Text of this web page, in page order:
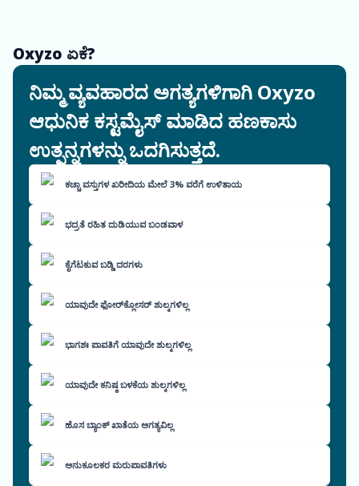
Oxyzo ಏಕೆ?
ನಿಮ್ಮ ವ್ಯವಹಾರದ ಅಗತ್ಯಗಳಿಗಾಗಿ Oxyzo
ಆಧುನಿಕ ಕಸ್ಟಮೈಸ್ ಮಾಡಿದ ಹಣಕಾಸು
ಉತ್ಪನ್ನಗಳನ್ನು ಒದಗಿಸುತ್ತದೆ.
ಕಚ್ಚಾ ವಸ್ತುಗಳ ಖರೀದಿಯ ಮೇಲೆ 3% ವರೆಗೆ ಉಳಿತಾಯ
ಭದ್ರತೆ ರಹಿತ ದುಡಿಯುವ ಬಂಡವಾಳ
ಕೈಗೆಟಕುವ ಬಡ್ಡಿ ದರಗಳು
ಯಾವುದೇ ಫೋರ್‌ಕ್ಲೋಸರ್ ಶುಲ್ಕಗಳಿಲ್ಲ
ಭಾಗಶಃ ಪಾವತಿಗೆ ಯಾವುದೇ ಶುಲ್ಕಗಳಿಲ್ಲ
ಯಾವುದೇ ಕನಿಷ್ಠ ಬಳಕೆಯ ಶುಲ್ಕಗಳಿಲ್ಲ
ಹೊಸ ಬ್ಯಾಂಕ್ ಖಾತೆಯ ಅಗತ್ಯವಿಲ್ಲ
ಅನುಕೂಲಕರ ಮರುಪಾವತಿಗಳು